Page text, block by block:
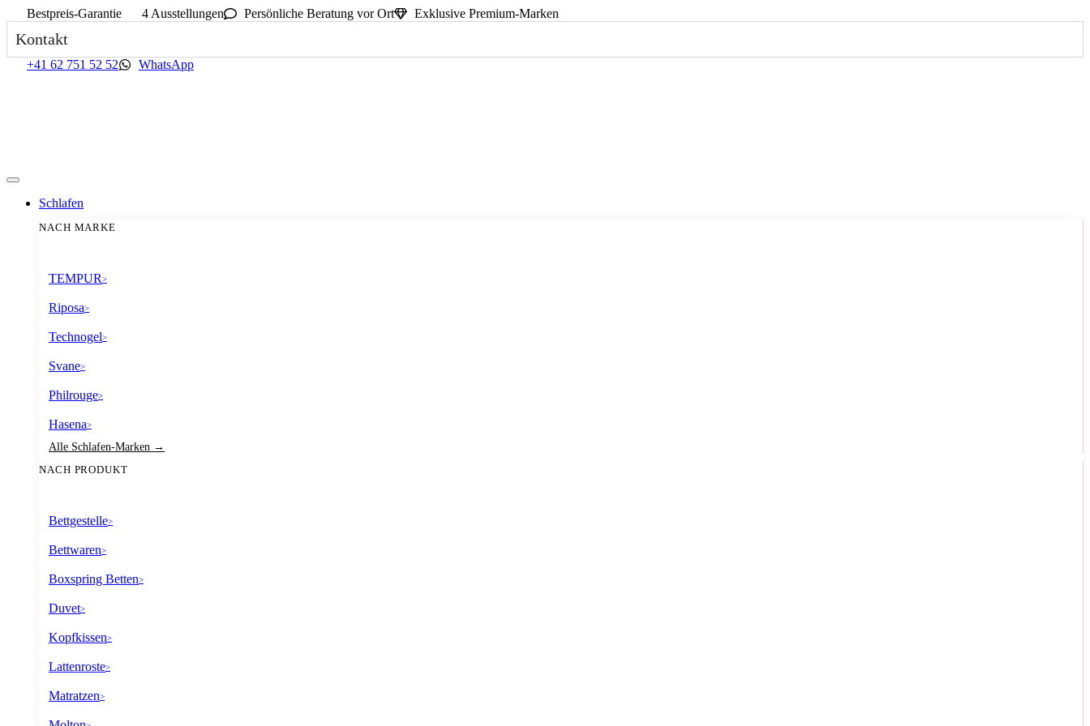
Bestpreis-Garantie 4 Ausstellungen Persönliche Beratung vor Ort Exklusive Premium-Marken
Kontakt
+41 62 751 52 52 WhatsApp
Schlafen
NACH MARKE
TEMPUR>
Riposa>
Technogel>
Svane>
Philrouge>
Hasena>
Alle Schlafen-Marken →
NACH PRODUKT
Bettgestelle>
Bettwaren>
Boxspring Betten>
Duvet>
Kopfkissen>
Lattenroste>
Matratzen>